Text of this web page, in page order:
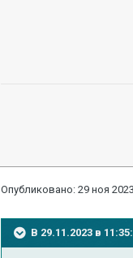
Опубликовано:29 ноя
В 29.11.2023 в